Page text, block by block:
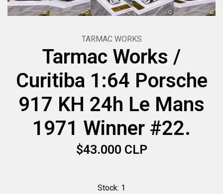
TARMAC WORKS
Tarmac Works /
Curitiba 1:64 Porsche
917 KH 24h Le Mans
1971 Winner #22.
$43.000 CLP
Stock: 1